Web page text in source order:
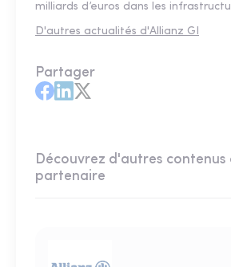
milliards d’euros dans les
D'autres actualités d'Allianz GI
Partager
Découvrez d'autres contenus
partenaire